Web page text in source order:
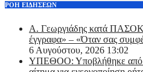
ΡΟΗ ΕΙΔΗΣΕΩΝ
Α. Γεωργιάδης κατά
έγγραφα» – «Όταν σας
6 Αυγούστου, 2026 13:02
ΥΠΕΘΟΟ: Υποβλήθηκε από